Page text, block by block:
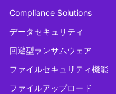
Compliance Solutions
データセキュリティ
回避型ランサムウェア
ファイルセキュリティ機能
ファイルアップロード